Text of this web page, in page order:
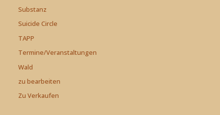
Substanz
Suicide Circle
TAPP
Termine/Veranstaltungen
Wald
zu bearbeiten
Zu Verkaufen